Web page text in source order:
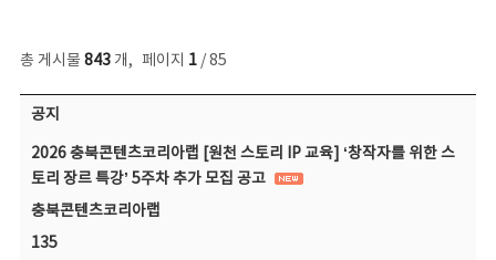
총 게시물 843개, 페이지 1/ 85
공지사항 목록 - 번호, 제목, 작성자, 파일, 조회수, 작성일 정보 제공
공지
2026 충북콘텐츠코리아랩 [원천 스토리 IP 교육] ‘창작자를 위한 스
토리 장르 특강’ 5주차 추가 모집 공고
충북콘텐츠코리아랩
135